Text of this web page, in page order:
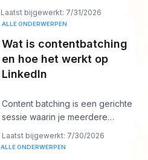
te veel van het verkeerde. Ze
posten meer, ja
Laatst bijgewerkt: 7/31/2026
ALLE ONDERWERPEN
Wat is contentbatching
en hoe het werkt op
LinkedIn
Content batching is een gerichte
sessie waarin je meerdere
LinkedIn-posts in één keer maakt
en ze ve
Laatst bijgewerkt: 7/30/2026
ALLE ONDERWERPEN